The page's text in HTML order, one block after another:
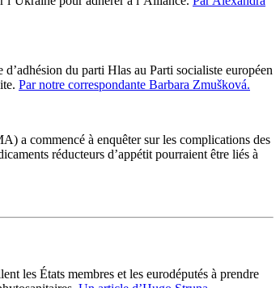
du parti Hlas au Parti socialiste européen
Par notre correspondante Barbara Zmušková.
a commencé à enquêter sur les complications des
réducteurs d’appétit pourraient être liés à
les États membres et les eurodéputés à prendre